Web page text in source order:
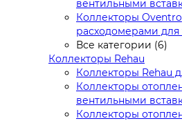
вентильными
Коллекторы
расходомерами для
Все категории (6)
Коллекторы Rehau
Коллекторы Rehau
Коллекторы
вентильными
Коллекторы